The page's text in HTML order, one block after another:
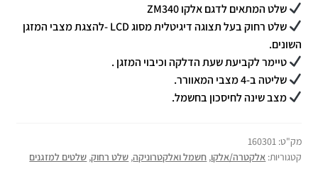
שלט המתאים לדגם אלקו ZM340
שלט רחוק בעל תצוגה דיגיטלית מסוג LCD -להצגת מצבי המזגן
השונים.
טיימר לקביעת שעת הדלקה וכיבוי המזגן .
שליטה ב-4 מצבי המאוורר.
מצב שינה לחיסכון בחשמל.
מק"ט: 160301
קטגוריות: אלקטרה/אלקו, חשמל ואלקטרוניקה, שלט רחוק, שלטים למזגנים